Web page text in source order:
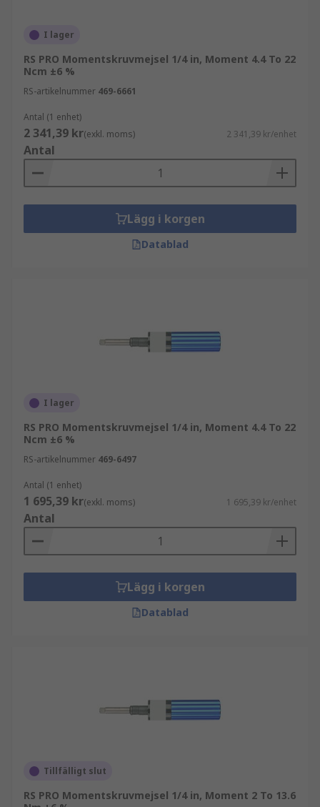
I lager
RS PRO Momentskruvmejsel 1/4 in, Moment 4.4 To 22
Ncm ±6 %
RS-artikelnummer 469-6661
Antal (1 enhet)
2 341,39 kr(exkl. moms) 2 341,39 kr/enhet
Antal
Lägg i korgen
Datablad
I lager
RS PRO Momentskruvmejsel 1/4 in, Moment 4.4 To 22
Ncm ±6 %
RS-artikelnummer 469-6497
Antal (1 enhet)
1 695,39 kr(exkl. moms) 1 695,39 kr/enhet
Antal
Lägg i korgen
Datablad
Tillfälligt slut
RS PRO Momentskruvmejsel 1/4 in, Moment 2 To 13.6